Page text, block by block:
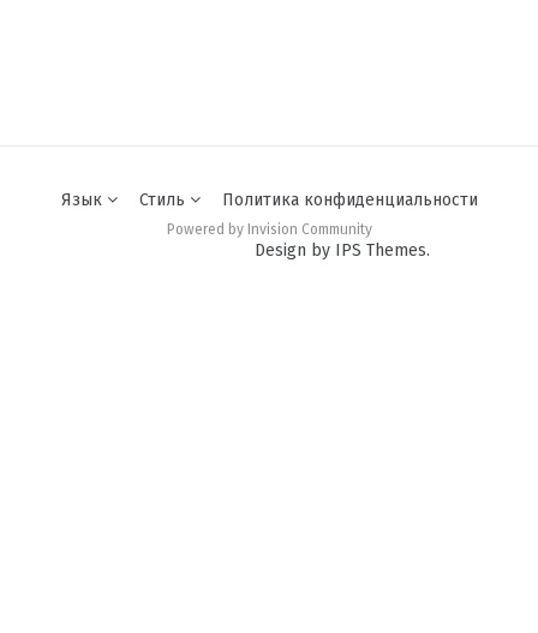
Язык Стиль Политика конфиденциальности
Powered by Invision Community
Design by IPS Themes.